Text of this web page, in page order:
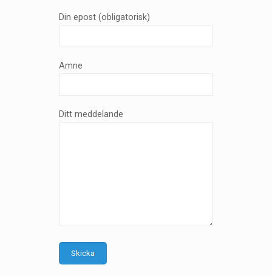
Din epost (obligatorisk)
Ämne
Ditt meddelande
Skicka